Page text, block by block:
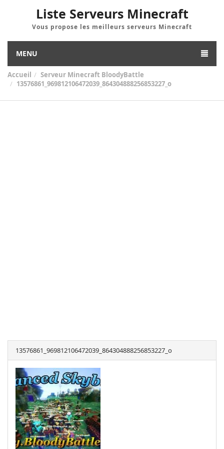
Liste Serveurs Minecraft
Vous propose les meilleurs serveurs Minecraft
MENU
Accueil
Serveur Minecraft BloodyBattle
13576861_969812106472039_864304888256853227_o
13576861_969812106472039_864304888256853227_o